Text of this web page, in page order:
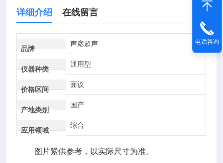
详细介绍 在线留言
品牌
声彦超声
仪器种类
通用型
价格区间
面议
产地类别
国产
应用领域
综合
图片紧供参考，以实际尺寸为准。
电话咨询